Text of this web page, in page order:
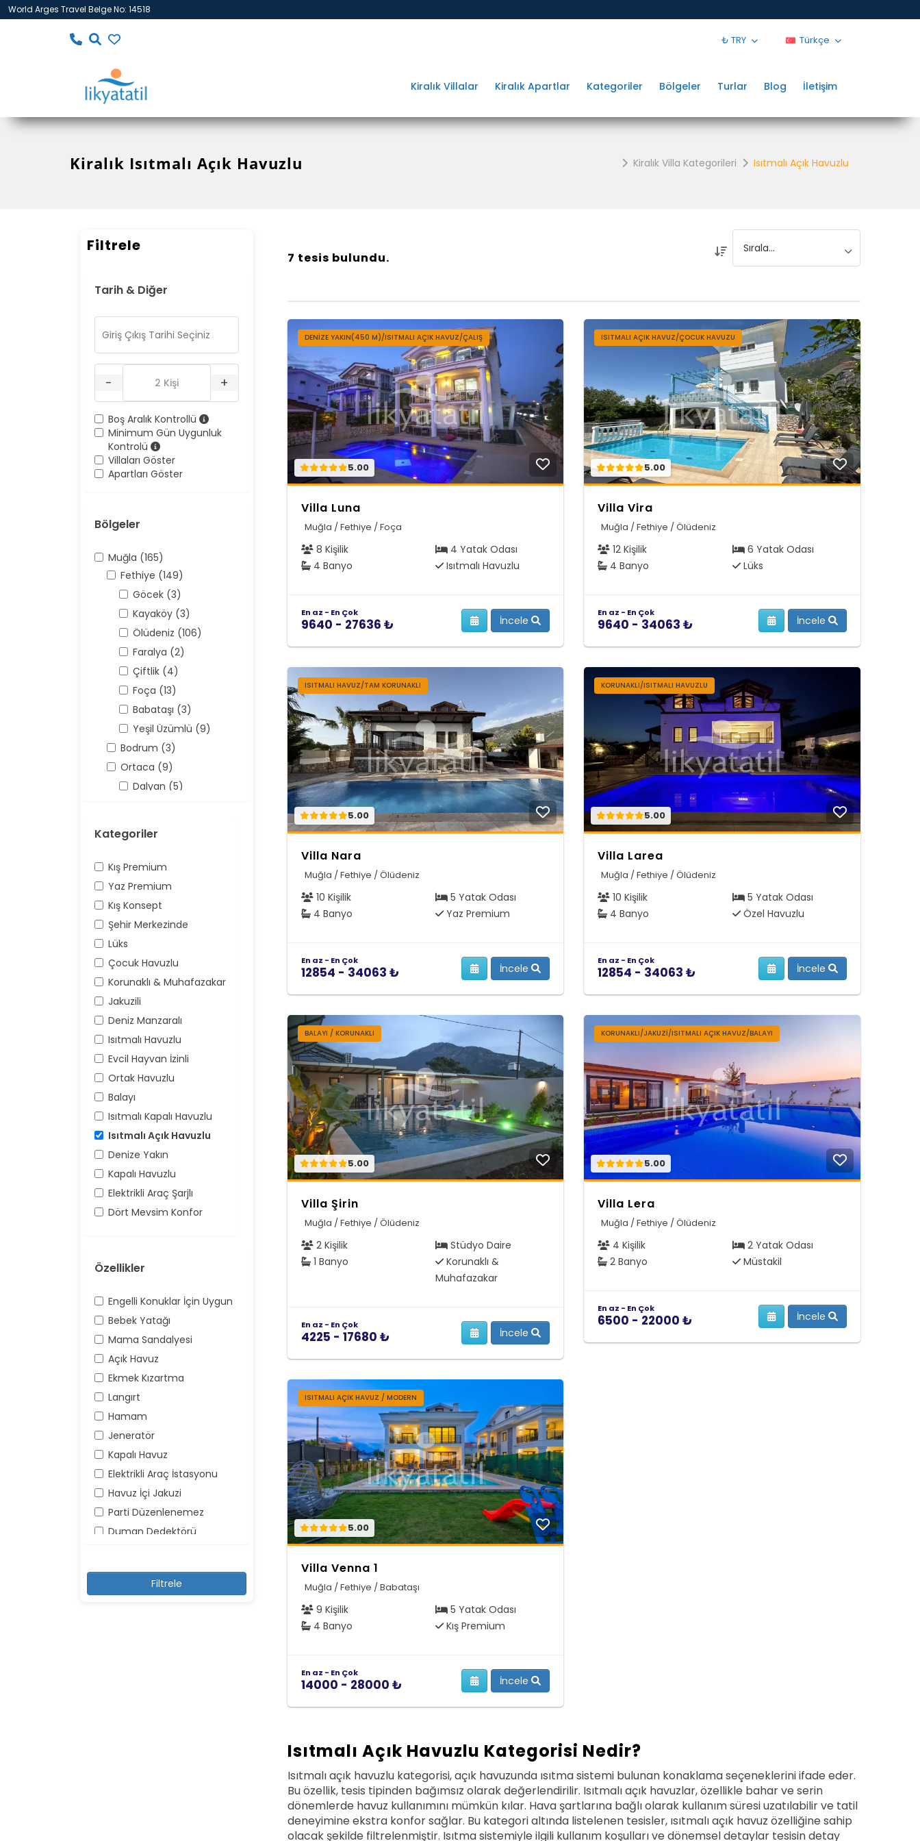
World Arges Travel Belge No: 14518
₺ TRY Türkçe
Kiralık Villalar Kiralık Apartlar Kategoriler Bölgeler Turlar Blog İletişim
Kiralık Isıtmalı Açık Havuzlu Kiralık Villa Kategorileri Isıtmalı Açık Havuzlu
Filtrele
Tarih & Diğer
- +
Boş Aralık Kontrollü
Minimum Gün Uygunluk
Kontrolü
Villaları Göster
Apartları Göster
Bölgeler
Muğla (165)
Fethiye (149)
Göcek (3)
Kayaköy (3)
Ölüdeniz (106)
Faralya (2)
Çiftlik (4)
Foça (13)
Babataşı (3)
Yeşil Üzümlü (9)
Bodrum (3)
Ortaca (9)
Dalyan (5)
Üzümlü (16)
Kategoriler
Kış Premium
Yaz Premium
Kış Konsept
Şehir Merkezinde
Lüks
Çocuk Havuzlu
Korunaklı & Muhafazakar
Jakuzili
Deniz Manzaralı
Isıtmalı Havuzlu
Evcil Hayvan İzinli
Ortak Havuzlu
Balayı
Isıtmalı Kapalı Havuzlu
Isıtmalı Açık Havuzlu
Denize Yakın
Kapalı Havuzlu
Elektrikli Araç Şarjlı
Dört Mevsim Konfor
Özellikler
Engelli Konuklar İçin Uygun
Bebek Yatağı
Mama Sandalyesi
Açık Havuz
Ekmek Kızartma
Langırt
Hamam
Jeneratör
Kapalı Havuz
Elektrikli Araç İstasyonu
Havuz İçi Jakuzi
Parti Düzenlenemez
Duman Dedektörü
Yüksek Ses Yapılamaz
Kayıt Dışı Misafir Kabul
7 tesis bulundu.
DENIZE YAKIN(450 M)/ISITMALI AÇIK HAVUZ/ÇALIŞ
5.00
Villa Luna
Muğla / Fethiye / Foça
8 Kişilik
4 Yatak Odası
4 Banyo
Isıtmalı Havuzlu
En az - En Çok
9640 - 27636 ₺ İncele
ISITMALI AÇIK HAVUZ/ÇOCUK HAVUZU
5.00
Villa Vira
Muğla / Fethiye / Ölüdeniz
12 Kişilik
6 Yatak Odası
4 Banyo
Lüks
En az - En Çok
9640 - 34063 ₺ İncele
ISITMALI HAVUZ/TAM KORUNAKLI
5.00
Villa Nara
Muğla / Fethiye / Ölüdeniz
10 Kişilik
5 Yatak Odası
4 Banyo
Yaz Premium
En az - En Çok
12854 - 34063 ₺ İncele
KORUNAKLI/ISITMALI HAVUZLU
5.00
Villa Larea
Muğla / Fethiye / Ölüdeniz
10 Kişilik
5 Yatak Odası
4 Banyo
Özel Havuzlu
En az - En Çok
12854 - 34063 ₺ İncele
BALAYI / KORUNAKLI
5.00
Villa Şirin
Muğla / Fethiye / Ölüdeniz
2 Kişilik
Stüdyo Daire
1 Banyo
Korunaklı &
Muhafazakar
En az - En Çok
4225 - 17680 ₺ İncele
KORUNAKLI/JAKUZI/ISITMALI AÇIK HAVUZ/BALAYI
5.00
Villa Lera
Muğla / Fethiye / Ölüdeniz
4 Kişilik
2 Yatak Odası
2 Banyo
Müstakil
En az - En Çok
6500 - 22000 ₺ İncele
ISITMALI AÇIK HAVUZ / MODERN
5.00
Villa Venna 1
Muğla / Fethiye / Babataşı
9 Kişilik
5 Yatak Odası
4 Banyo
Kış Premium
En az - En Çok
14000 - 28000 ₺ İncele
Isıtmalı Açık Havuzlu Kategorisi Nedir?
Isıtmalı açık havuzlu kategorisi, açık havuzunda ısıtma sistemi bulunan konaklama seçeneklerini ifade eder.
Bu özellik, tesis tipinden bağımsız olarak değerlendirilir. Isıtmalı açık havuzlar, özellikle bahar ve serin
dönemlerde havuz kullanımını mümkün kılar. Hava şartlarına bağlı olarak kullanım süresi uzatılabilir ve tatil
deneyimine ekstra konfor sağlar. Bu kategori altında listelenen tesisler, ısıtmalı açık havuz özelliğine sahip
olacak şekilde filtrelenmiştir. Isıtma sistemiyle ilgili kullanım koşulları ve dönemsel detaylar tesisin detay